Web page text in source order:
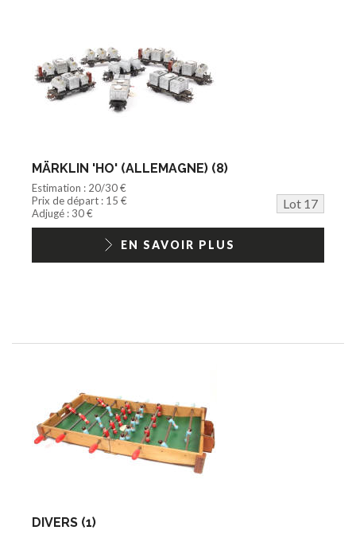
MÄRKLIN 'HO' (ALLEMAGNE) (8)
Estimation : 20/30 €
Prix de départ : 15 €
Lot 17
Adjugé : 30 €
EN SAVOIR PLUS
DIVERS (1)